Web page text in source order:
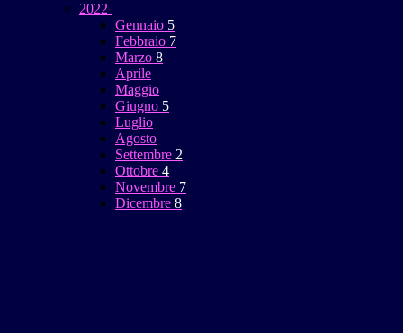
2022
Gennaio 5
Febbraio 7
Marzo 8
Aprile
Maggio
Giugno 5
Luglio
Agosto
Settembre 2
Ottobre 4
Novembre 7
Dicembre 8